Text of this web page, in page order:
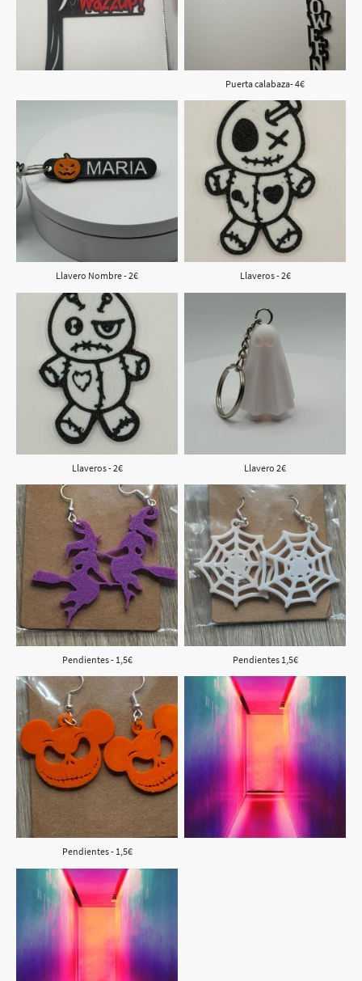
Puerta calabaza- 4€
Llavero Nombre - 2€ Llaveros - 2€
Llaveros - 2€ Llavero 2€
Pendientes - 1,5€ Pendientes 1,5€
Pendientes - 1,5€